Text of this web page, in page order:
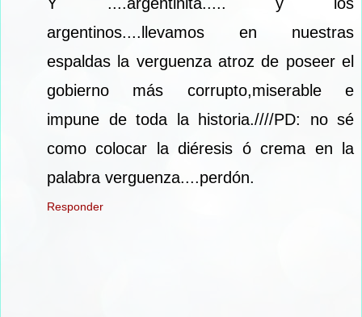
argentinos....llevamos en nuestras
espaldas la verguenza atroz de poseer el
gobierno más corrupto,miserable e
impune de toda la historia.////PD: no sé
como colocar la diéresis ó crema en la
palabra verguenza....perdón.
Responder